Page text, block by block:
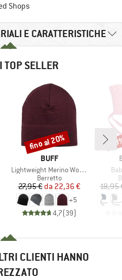
Shops
E CARATTERISTICHE
TOP SELLER
MARCHIO
BUFF
Articolo
Lightweight Merino Wool Hat
Gruppo di prodotti
Berretto
Prezzo
27,95 € Prezzo ridotto
da 22,36 €
+5
4,7(39)
Sconto
fino al 20%
18,95
CLIENTI HANNO